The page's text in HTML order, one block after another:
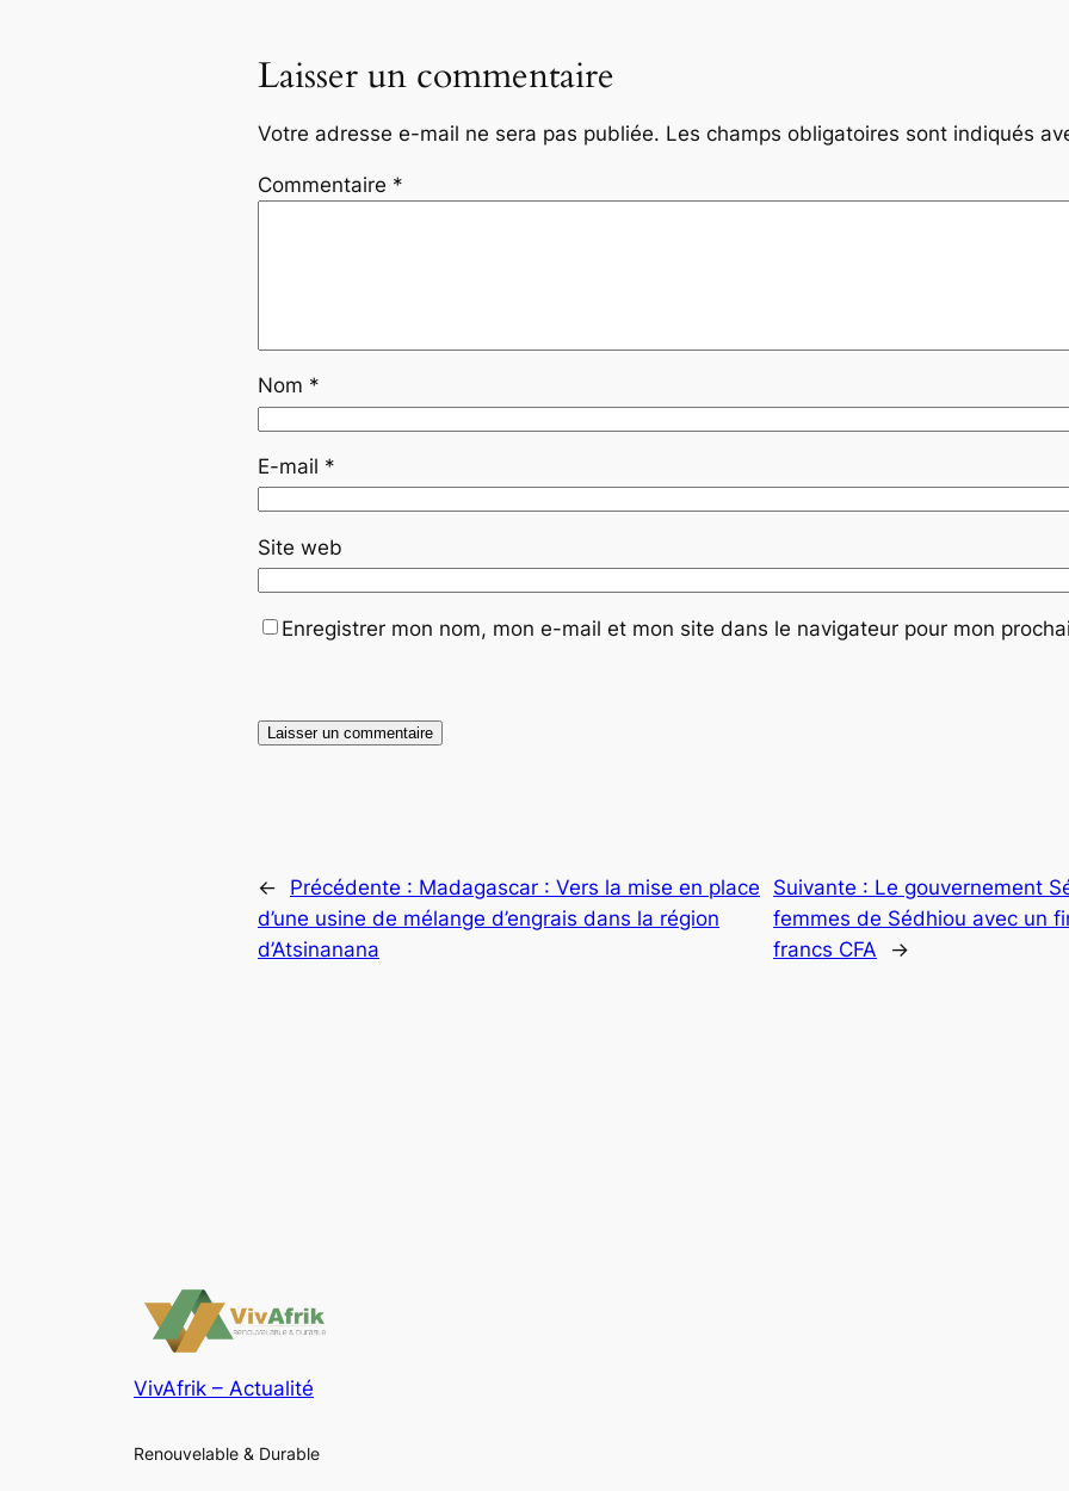
Laisser un commentaire
Votre adresse e-mail ne sera pas publiée. Les champs obligatoires sont indiqués
Commentaire *
Nom *
E-mail *
Site web
Enregistrer mon nom, mon e-mail et mon site dans le navigateur pour mon
← Précédente : Madagascar : Vers la mise en place
d’une usine de mélange d’engrais dans la région
d’Atsinanana
Suivante : Le gouvernement
femmes de Sédhiou avec un
francs CFA
→
VivAfrik – Actualité
Renouvelable & Durable